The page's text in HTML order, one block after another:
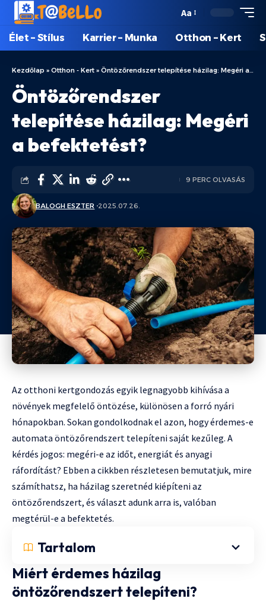
Aa
Élet – Stílus Karrier – Munka Otthon – Kert
Kezdőlap » Otthon - Kert » Öntözőrendszer telepítése házilag: Megéri a befektetést?
Öntözőrendszer
telepítése házilag: Megéri
a befektetést?
BALOGH ESZTER 2025.07.26.
9 PERC OLVASÁS
Az otthoni kertgondozás egyik legnagyobb kihívása a
növények megfelelő öntözése, különösen a forró nyári
hónapokban. Sokan gondolkodnak el azon, hogy érdemes-e
automata öntözőrendszert telepíteni saját kezűleg. A
kérdés jogos: megéri-e az időt, energiát és anyagi
ráfordítást? Ebben a cikkben részletesen bemutatjuk, mire
számíthatsz, ha házilag szeretnéd kiépíteni az
öntözőrendszert, és választ adunk arra is, valóban
megtérül-e a befektetés.
Tartalom
Miért érdemes házilag
öntözőrendszert telepíteni?